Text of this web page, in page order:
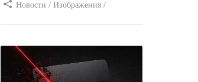
Новости / Изображения /
Самоучитель CSS / Линии и рамки /
Видео уроки / Заработок